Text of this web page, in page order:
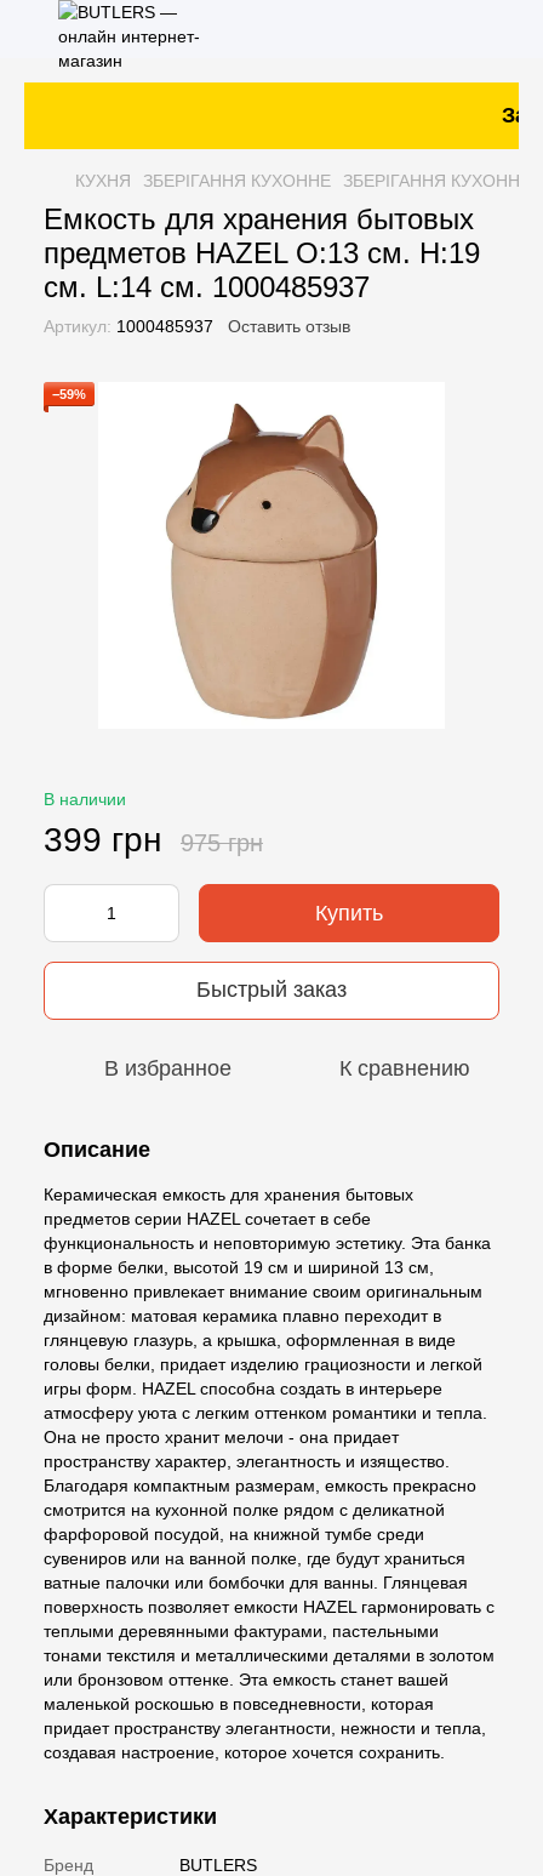
КУХНЯ ЗБЕРІГАННЯ КУХОННЕ ЗБЕРІГАННЯ КУХОННЕ
Емкость для хранения бытовых
предметов HAZEL O:13 см. H:19
см. L:14 см. 1000485937
Артикул: 1000485937 Оставить отзыв
−59%
В наличии
399 грн 975 грн
Купить
Быстрый заказ
В избранное К сравнению
Описание
Керамическая емкость для хранения бытовых
предметов серии HAZEL сочетает в себе
функциональность и неповторимую эстетику. Эта банка
в форме белки, высотой 19 см и шириной 13 см,
мгновенно привлекает внимание своим оригинальным
дизайном: матовая керамика плавно переходит в
глянцевую глазурь, а крышка, оформленная в виде
головы белки, придает изделию грациозности и легкой
игры форм. HAZEL способна создать в интерьере
атмосферу уюта с легким оттенком романтики и тепла.
Она не просто хранит мелочи - она придает
пространству характер, элегантность и изящество.
Благодаря компактным размерам, емкость прекрасно
смотрится на кухонной полке рядом с деликатной
фарфоровой посудой, на книжной тумбе среди
сувениров или на ванной полке, где будут храниться
ватные палочки или бомбочки для ванны. Глянцевая
поверхность позволяет емкости HAZEL гармонировать с
теплыми деревянными фактурами, пастельными
тонами текстиля и металлическими деталями в золотом
или бронзовом оттенке. Эта емкость станет вашей
маленькой роскошью в повседневности, которая
придает пространству элегантности, нежности и тепла,
создавая настроение, которое хочется сохранить.
Характеристики
Бренд
BUTLERS